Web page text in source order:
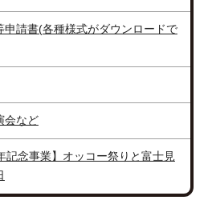
申請書(各種様式がダウンロードで
会など
記念事業】オッコー祭りと富士見